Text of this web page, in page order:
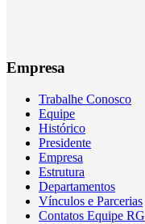
Empresa
Trabalhe Conosco
Equipe
Histórico
Presidente
Empresa
Estrutura
Departamentos
Vínculos e Parcerias
Contatos Equipe RG